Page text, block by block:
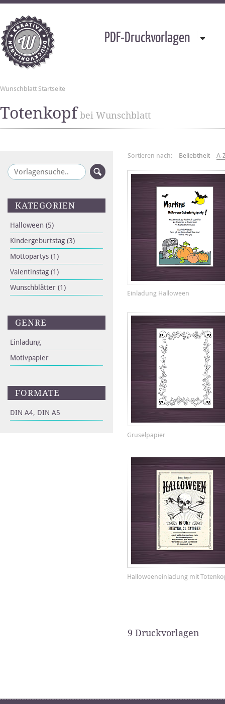
PDF-Druckvorlagen
Wunschblatt Startseite
Totenkopf bei Wunschblatt
KATEGORIEN
Halloween (5)
Kindergeburtstag (3)
Mottopartys (1)
Valentinstag (1)
Wunschblätter (1)
GENRE
Einladung
Motivpapier
FORMATE
DIN A4, DIN A5
Sortieren nach: Beliebtheit A-
Einladung Halloween
Gruselpapier
Halloweeneinladung mit
9 Druckvorlagen